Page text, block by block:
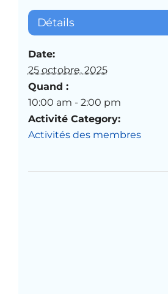
Détails
Date:
25 octobre, 2025
Quand :
10:00 am - 2:00 pm
Activité Category:
Activités des membres